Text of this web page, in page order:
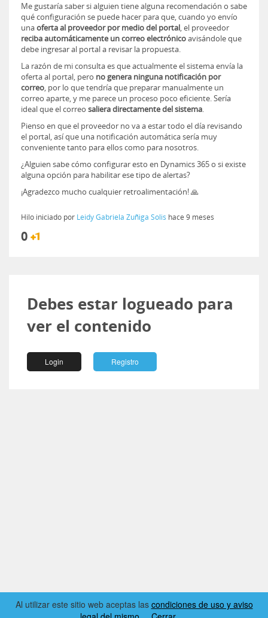
Me gustaría saber si alguien tiene alguna recomendación o sabe
qué configuración se puede hacer para que, cuando yo envío
unaoferta al proveedor por medio del portal, el proveedor
reciba automáticamente un correo electrónicoavisándole que
debe ingresar al portal a revisar la propuesta.
La razón de mi consulta es que actualmente el sistema envía la
oferta al portal, pero no genera ninguna notificación por
correo, por lo que tendría que preparar manualmente un
correo aparte, y me parece un proceso poco eficiente. Sería
ideal que el correo saliera directamente del sistema.
Pienso en que el proveedor no va a estar todo el día revisando
el portal, así que una notificación automática sería muy
conveniente tanto para ellos como para nosotros.
¿Alguien sabe cómo configurar esto en Dynamics 365 o si existe
alguna opción para habilitar ese tipo de alertas?
¡Agradezco mucho cualquier retroalimentación! 🙏
Hilo iniciado por Leidy Gabriela Zuñiga Solis hace 9 meses
0
Debes estar logueado para
ver el contenido
Login Registro
Al utilizar este sitio web aceptas las condiciones de uso y aviso